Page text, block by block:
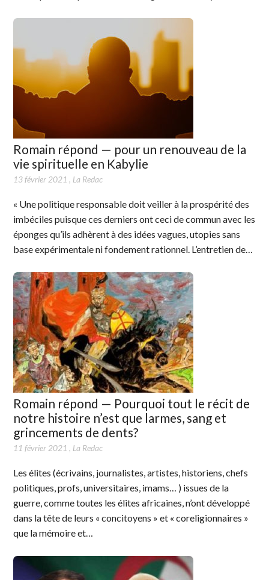
Romain répond — pour un renouveau de la
vie spirituelle en Kabylie
13 février 2021 , La Redac
« Une politique responsable doit veiller à la prospérité des
imbéciles puisque ces derniers ont ceci de commun avec les
éponges qu’ils adhèrent à des idées vagues, utopies sans
base expérimentale ni fondement rationnel. L’entretien de…
Romain répond — Pourquoi tout le récit de
notre histoire n’est que larmes, sang et
grincements de dents?
11 février 2021 , La Redac
Les élites (écrivains, journalistes, artistes, historiens, chefs
politiques, profs, universitaires, imams… ) issues de la
guerre, comme toutes les élites africaines, n’ont développé
dans la tête de leurs « concitoyens » et « coreligionnaires »
que la mémoire et…